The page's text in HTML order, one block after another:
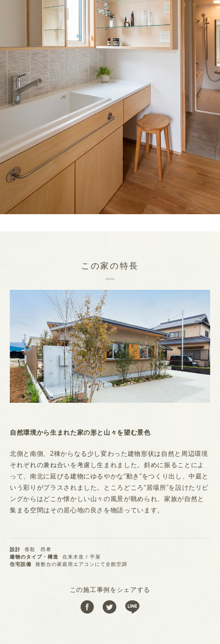
この家の特長
自然環境から生まれた家の形と山々を望む景色
北側と南側、2棟からなる少し変わった建物形状は自然と周辺環境
それぞれの兼ね合いを考慮し生まれました。斜めに振ることによ
って、南北に延びる建物にゆるやかな“動き”をつくり出し、中庭と
いう彩りがプラスされました。ところどころ“居場所”を設けたリビ
ングからはどこか懐かしい山々の風景が眺められ、家族が自然と
集まる空間はその居心地の良さを物語っています。
設計
香取 昂希
建物のタイプ・構造
在来木造 / 平屋
住宅設備
複数台の家庭用エアコンにて全館空調
この施工事例をシェアする